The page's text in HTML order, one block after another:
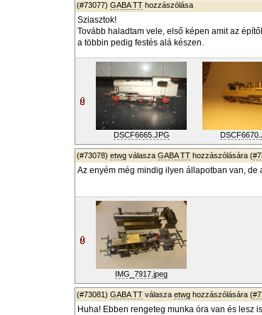
(#73077) GABA TT hozzászólása
Sziasztok!
Tovább haladtam vele, első képen amit az
a többin pedig festés alá készen.
DSCF6665.JPG
(#73078) etwg válasza GABA TT hozzászólására (
Az enyém még mindig ilyen állapotban van, de
IMG_7917.jpeg
(#73081) GABA TT válasza etwg hozzászólására (
Huha! Ebben rengeteg munka óra van és lesz